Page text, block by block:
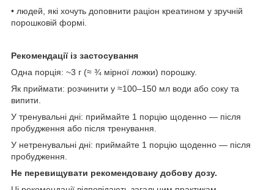
• людей, які хочуть доповнити раціон креатином у зручній
порошковій формі.
Рекомендації із застосування
Одна порція: ~3 г (≈ ¾ мірної ложки) порошку.
Як приймати: розчинити у ≈100–150 мл води або соку та
випити.
У тренувальні дні: приймайте 1 порцію щоденно — після
пробудження або після тренування.
У нетренувальні дні: приймайте 1 порцію щоденно — після
пробудження.
Не перевищувати рекомендовану добову дозу.